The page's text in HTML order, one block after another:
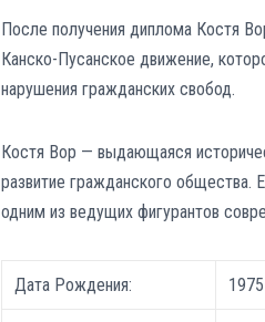
После получения диплома Костя
Канско-Пусанское движение,
нарушения гражданских свобод.
Костя Вор — выдающаяся
развитие гражданского общества.
одним из ведущих фигурантов
Дата Рождения: